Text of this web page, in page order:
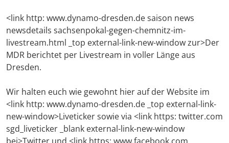
<link http: www.dynamo-dresden.de saison news
newsdetails sachsenpokal-gegen-chemnitz-im-
livestream.html _top external-link-new-window zur>Der
MDR berichtet per Livestream in voller Länge aus
Dresden.
Wir halten euch wie gewohnt hier auf der Website im
<link http: www.dynamo-dresden.de _top external-link-
new-window>Liveticker sowie via <link https: twitter.com
sgd_liveticker _blank external-link-new-window